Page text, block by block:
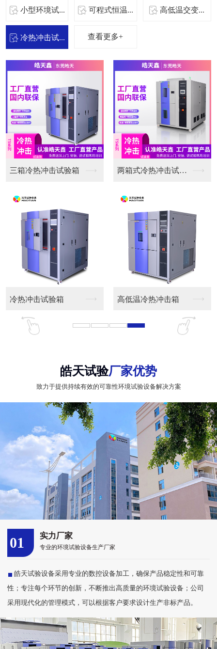
小型环境试... 可程式恒温... 高低温交变...
冷热冲击试... 查看更多+
三箱冷热冲击试验箱 两箱式冷热冲击试验箱
冷热冲击试验箱 高低温冷热冲击箱
皓天试验厂家优势
致力于提供持续有效的可靠性环境试验设备解决方案
01 实力厂家
专业的环境试验设备生产厂家
皓天试验设备采用专业的数控设备加工，确保产品稳定性和可靠
性；专注每个环节的创新，不断推出高质量的环境试验设备；公司
采用现代化的管理模式，可以根据客户要求设计生产非标产品。